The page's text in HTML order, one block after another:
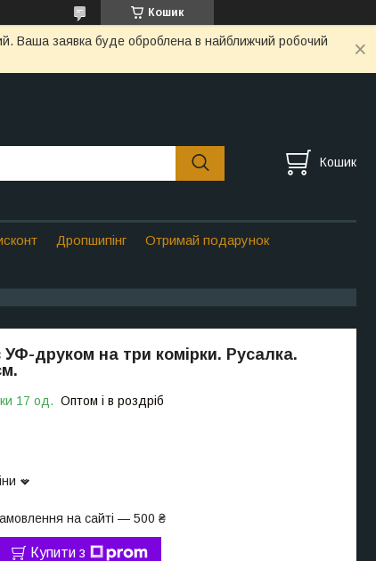
Кошик
Ваша заявка буде оброблена в найближчий робочий
Кошик
Дропшипінг Отримай подарунок
УФ-друком на три комірки. Русалка.
17 од. Оптом і в роздріб
на сайті — 500 ₴
Купити з